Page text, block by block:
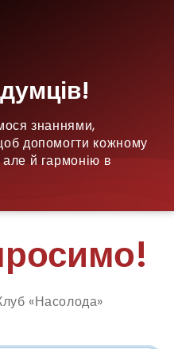
знаннями,
допомогти кожному
й гармонію в
«Насолода»